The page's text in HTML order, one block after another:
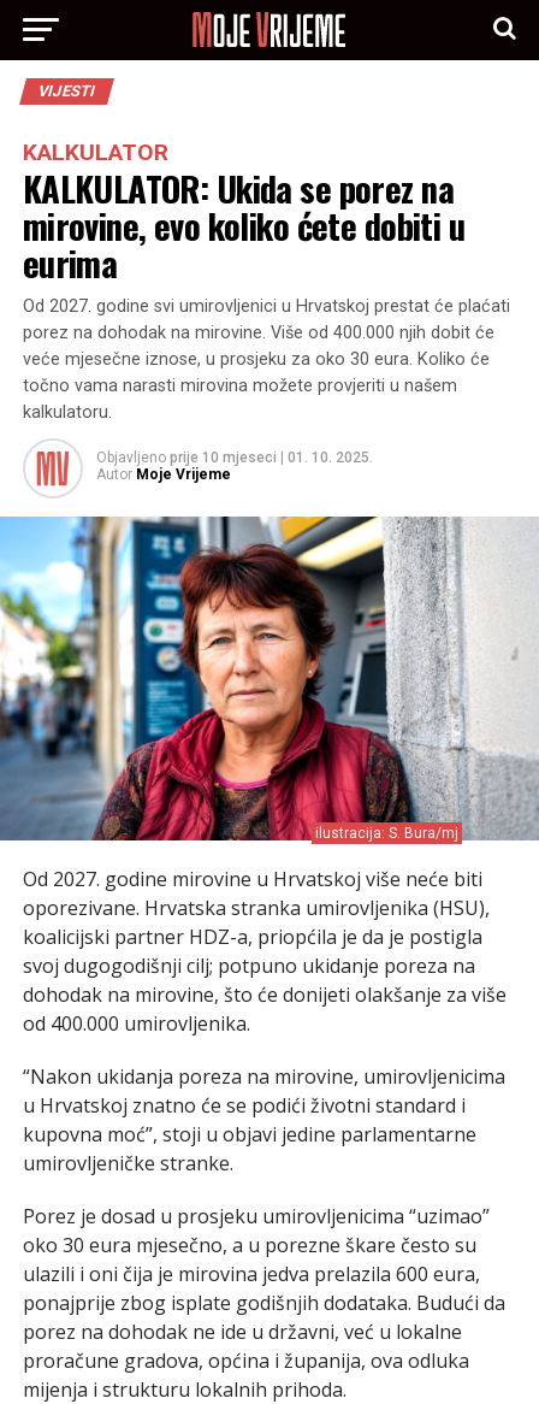
VIJESTI
KALKULATOR
KALKULATOR: Ukida se porez na
mirovine, evo koliko ćete dobiti u
eurima
Od 2027. godine svi umirovljenici u Hrvatskoj prestat će plaćati
porez na dohodak na mirovine. Više od 400.000 njih dobit će
veće mjesečne iznose, u prosjeku za oko 30 eura. Koliko će
točno vama narasti mirovina možete provjeriti u našem
kalkulatoru.
Objavljeno prije 10 mjeseci
01. 10. 2025.
Autor Moje Vrijeme
ilustracija: S. Bura/mj
Od 2027. godine mirovine u Hrvatskoj više neće biti
oporezivane. Hrvatska stranka umirovljenika (HSU),
koalicijski partner HDZ-a, priopćila je da je postigla
svoj dugogodišnji cilj; potpuno ukidanje poreza na
dohodak na mirovine, što će donijeti olakšanje za više
od 400.000 umirovljenika.
“Nakon ukidanja poreza na mirovine, umirovljenicima
u Hrvatskoj znatno će se podići životni standard i
kupovna moć”, stoji u objavi jedine parlamentarne
umirovljeničke stranke.
Porez je dosad u prosjeku umirovljenicima “uzimao”
oko 30 eura mjesečno, a u porezne škare često su
ulazili i oni čija je mirovina jedva prelazila 600 eura,
ponajprije zbog isplate godišnjih dodataka. Budući da
porez na dohodak ne ide u državni, već u lokalne
proračune gradova, općina i županija, ova odluka
mijenja i strukturu lokalnih prihoda.